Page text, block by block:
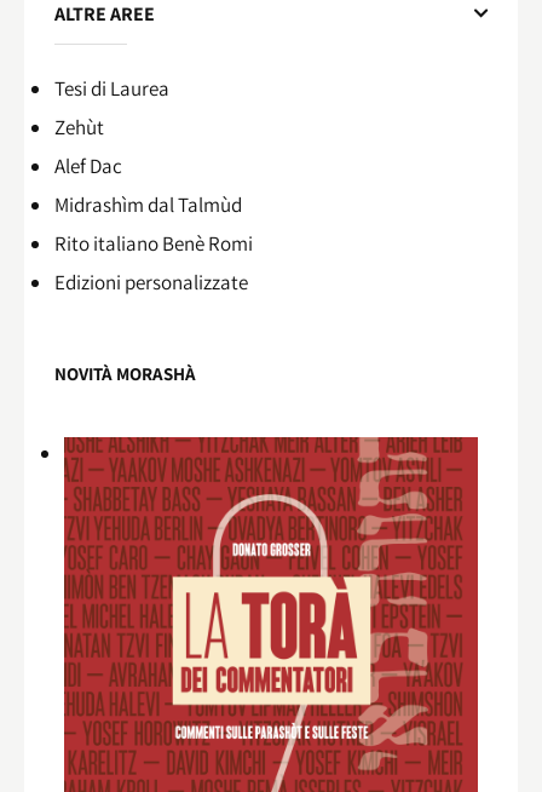
ALTRE AREE
Tesi di Laurea
Zehùt
Alef Dac
Midrashìm dal Talmùd
Rito italiano Benè Romi​
Edizioni personalizzate
NOVITÀ MORASHÀ